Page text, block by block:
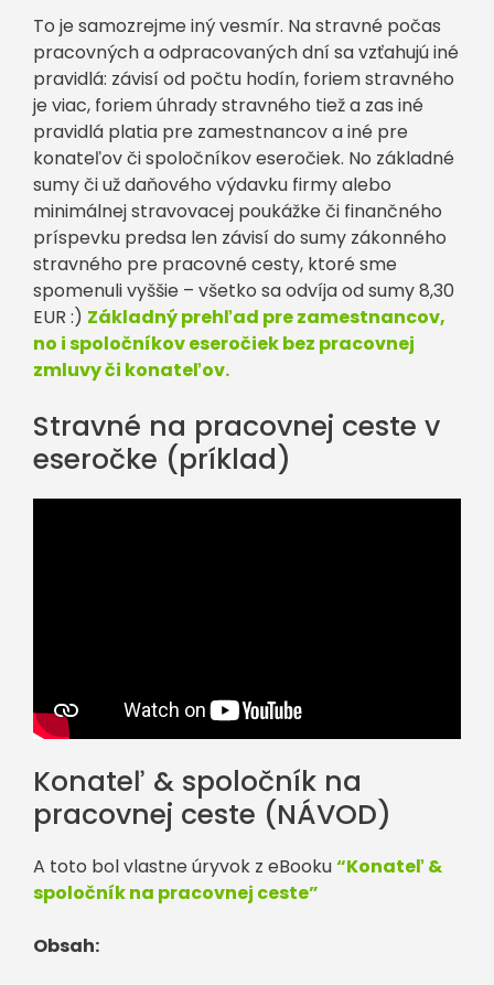
To je samozrejme iný vesmír. Na stravné počas
pracovných a odpracovaných dní sa vzťahujú iné
pravidlá: závisí od počtu hodín, foriem stravného
je viac, foriem úhrady stravného tiež a zas iné
pravidlá platia pre zamestnancov a iné pre
konateľov či spoločníkov eseročiek. No základné
sumy či už daňového výdavku firmy alebo
minimálnej stravovacej poukážke či finančného
príspevku predsa len závisí do sumy zákonného
stravného pre pracovné cesty, ktoré sme
spomenuli vyššie – všetko sa odvíja od sumy 8,30
EUR :) Základný prehľad pre zamestnancov,
no i spoločníkov eseročiek bez pracovnej
zmluvy či konateľov.
Stravné na pracovnej ceste v
eseročke (príklad)
Konateľ & spoločník na
pracovnej ceste (NÁVOD)
A toto bol vlastne úryvok z eBooku“Konateľ &
spoločník na pracovnej ceste”
Obsah: